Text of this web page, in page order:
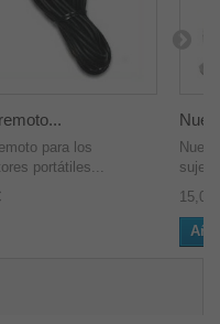
para los
portátiles...
15,00